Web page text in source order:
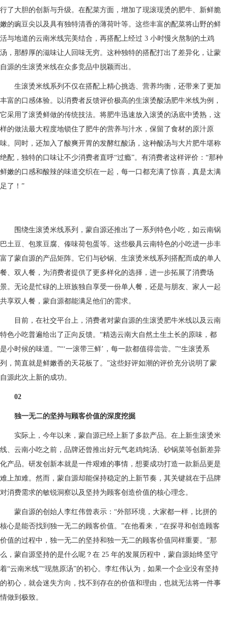
行了大胆的创新与升级。在配菜方面，增加了现滚现烫的肥牛、新鲜脆
嫩的豌豆尖以及具有独特清香的薄荷叶等。这些丰富的配菜将山野的鲜
活与地道的云南米线完美结合，再搭配上经过 3 小时慢火熬制的土鸡
汤，那醇厚的滋味让人回味无穷。这种独特的搭配打出了差异化，让蒙
自源的生滚烫米线在众多竞品中脱颖而出。
生滚烫米线系列不仅在搭配上精心挑选、营养均衡，还带来了更加
丰富的口感体验。以消费者反馈评价极高的生滚烫酸汤肥牛米线为例，
它采用了滚烫鲜做的传统技法。将肥牛迅速放入滚烫的汤底中烫熟，这
样的做法最大程度地锁住了肥牛的营养与汁水，保留了食材的原汁原
味。同时，还加入了酸爽开胃的发酵红酸汤，这种酸汤与大片肥牛堪称
绝配，独特的口味让不少消费者直呼“过瘾”。有消费者这样评价：“那种
鲜嫩的口感和酸辣的味道交织在一起，每一口都充满了惊喜，真是太满
足了！”
围绕生滚烫米线系列，蒙自源还推出了一系列特色小吃，如云南锅
巴土豆、包浆豆腐、傣味荷包蛋等。这些极具云南特色的小吃进一步丰
富了蒙自源的产品矩阵。它们与砂锅、生滚烫米线系列搭配而成的单人
餐、双人餐，为消费者提供了更多样化的选择，进一步拓展了消费场
景。无论是忙碌的上班族独自享受一份单人餐，还是与朋友、家人一起
共享双人餐，蒙自源都能满足他们的需求。
目前，在社交平台上，消费者对蒙自源的生滚烫肥牛米线以及云南
特色小吃普遍给出了正向反馈。“精选云南大自然土生土长的原味，都
是小时候的味道。”“‘一滚带三鲜’，每一款都值得尝尝。”“生滚烫系
列，简直就是鲜嫩香的天花板了。”这些好评如潮的评价充分说明了蒙
自源此次上新的成功。
02
独一无二的坚持与顾客价值的深度挖掘
实际上，今年以来，蒙自源已经上新了多款产品。在上新生滚烫米
线、云南小吃之前，品牌还曾推出好元气老鸡炖汤、砂锅菜等创新差异
化产品。研发创新本就是一件艰难的事情，想要成功打造一款新品更是
难上加难。然而，蒙自源却能保持稳定的上新节奏，其关键就在于品牌
对消费需求的敏锐洞察以及坚持为顾客创造价值的核心理念。
蒙自源的创始人李红伟曾表示：“外部环境，大家都一样，比拼的
核心是能否找到独一无二的顾客价值。”在他看来，“在探寻和创造顾客
价值的过程中，独一无二的坚持和独一无二的顾客价值同样重要。”那
么，蒙自源坚持的是什么呢？在 25 年的发展历程中，蒙自源始终坚守
着“云南米线”“现熬原汤”的初心。李红伟认为，如果一个企业没有坚持
的初心，就会迷失方向，找不到存在的价值和理由，也就无法将一件事
情做到极致。